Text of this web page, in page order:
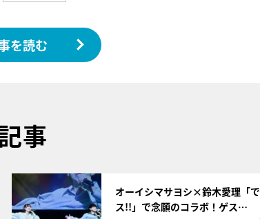
を読む
事
オーイシマサヨシ×鈴木愛理「
ス!!」で念願のコラボ！ゲス…